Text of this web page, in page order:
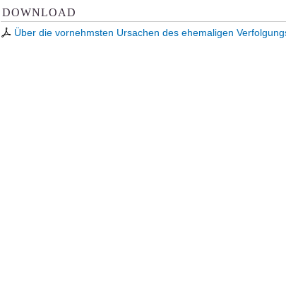
DOWNLOAD
Über die vornehmsten Ursachen des ehemaligen